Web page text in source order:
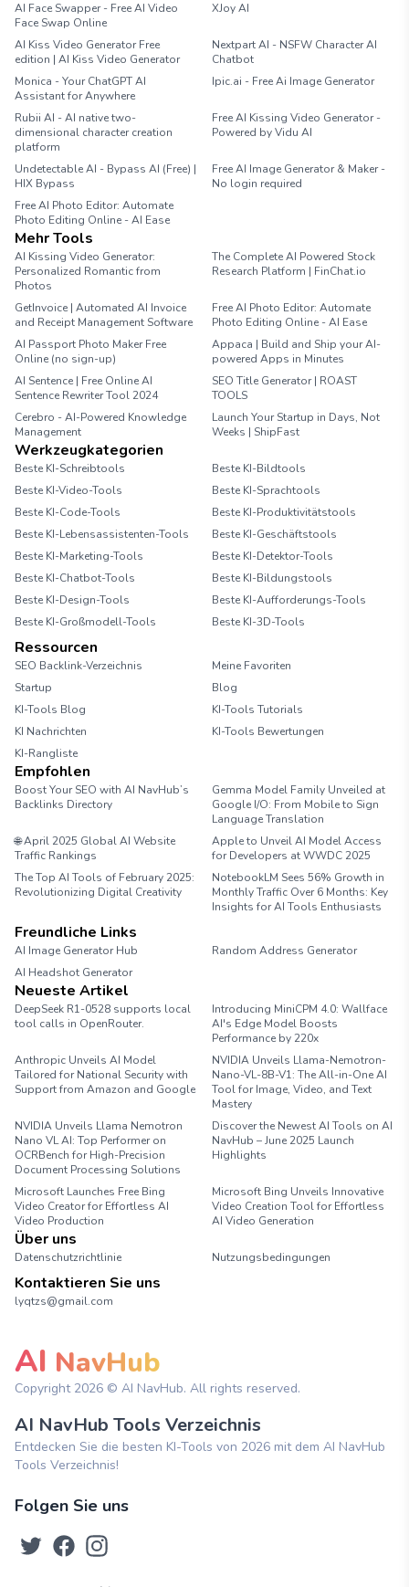
AI Face Swapper - Free AI Video
Face Swap Online
XJoy AI
AI Kiss Video Generator Free
edition | AI Kiss Video Generator
Nextpart AI - NSFW Character AI
Chatbot
Monica - Your ChatGPT AI
Assistant for Anywhere
Ipic.ai - Free Ai Image Generator
Rubii AI - AI native two-
dimensional character creation
platform
Free AI Kissing Video Generator -
Powered by Vidu AI
Undetectable AI - Bypass AI (Free) |
HIX Bypass
Free AI Image Generator & Maker -
No login required
Free AI Photo Editor: Automate
Photo Editing Online - AI Ease
Mehr Tools
AI Kissing Video Generator:
Personalized Romantic from
Photos
The Complete AI Powered Stock
Research Platform | FinChat.io
GetInvoice | Automated AI Invoice
and Receipt Management Software
Free AI Photo Editor: Automate
Photo Editing Online - AI Ease
AI Passport Photo Maker Free
Online (no sign-up)
Appaca | Build and Ship your AI-
powered Apps in Minutes
AI Sentence | Free Online AI
Sentence Rewriter Tool 2024
SEO Title Generator | ROAST
TOOLS
Cerebro - AI-Powered Knowledge
Management
Launch Your Startup in Days, Not
Weeks | ShipFast
Werkzeugkategorien
Beste KI-Schreibtools
Beste KI-Bildtools
Beste KI-Video-Tools
Beste KI-Sprachtools
Beste KI-Code-Tools
Beste KI-Produktivitätstools
Beste KI-Lebensassistenten-Tools
Beste KI-Geschäftstools
Beste KI-Marketing-Tools
Beste KI-Detektor-Tools
Beste KI-Chatbot-Tools
Beste KI-Bildungstools
Beste KI-Design-Tools
Beste KI-Aufforderungs-Tools
Beste KI-Großmodell-Tools
Beste KI-3D-Tools
Ressourcen
SEO Backlink-Verzeichnis
Meine Favoriten
Startup
Blog
KI-Tools Blog
KI-Tools Tutorials
KI Nachrichten
KI-Tools Bewertungen
KI-Rangliste
Empfohlen
Boost Your SEO with AI NavHub’s
Backlinks Directory
Gemma Model Family Unveiled at
Google I/O: From Mobile to Sign
Language Translation
🌐 April 2025 Global AI Website
Traffic Rankings
Apple to Unveil AI Model Access
for Developers at WWDC 2025
The Top AI Tools of February 2025:
Revolutionizing Digital Creativity
NotebookLM Sees 56% Growth in
Monthly Traffic Over 6 Months: Key
Insights for AI Tools Enthusiasts
Freundliche Links
AI Image Generator Hub
Random Address Generator
AI Headshot Generator
Neueste Artikel
DeepSeek R1-0528 supports local
tool calls in OpenRouter.
Introducing MiniCPM 4.0: Wallface
AI's Edge Model Boosts
Performance by 220x
Anthropic Unveils AI Model
Tailored for National Security with
Support from Amazon and Google
NVIDIA Unveils Llama-Nemotron-
Nano-VL-8B-V1: The All-in-One AI
Tool for Image, Video, and Text
Mastery
NVIDIA Unveils Llama Nemotron
Nano VL AI: Top Performer on
OCRBench for High-Precision
Document Processing Solutions
Discover the Newest AI Tools on AI
NavHub – June 2025 Launch
Highlights
Microsoft Launches Free Bing
Video Creator for Effortless AI
Video Production
Microsoft Bing Unveils Innovative
Video Creation Tool for Effortless
AI Video Generation
Über uns
Datenschutzrichtlinie Nutzungsbedingungen
Kontaktieren Sie uns
lyqtzs@gmail.com
AI NavHub
Copyright 2026 © AI NavHub. All rights reserved.
AI NavHub Tools Verzeichnis
Entdecken Sie die besten KI-Tools von 2026 mit dem AI NavHub
Tools Verzeichnis!
Folgen Sie uns